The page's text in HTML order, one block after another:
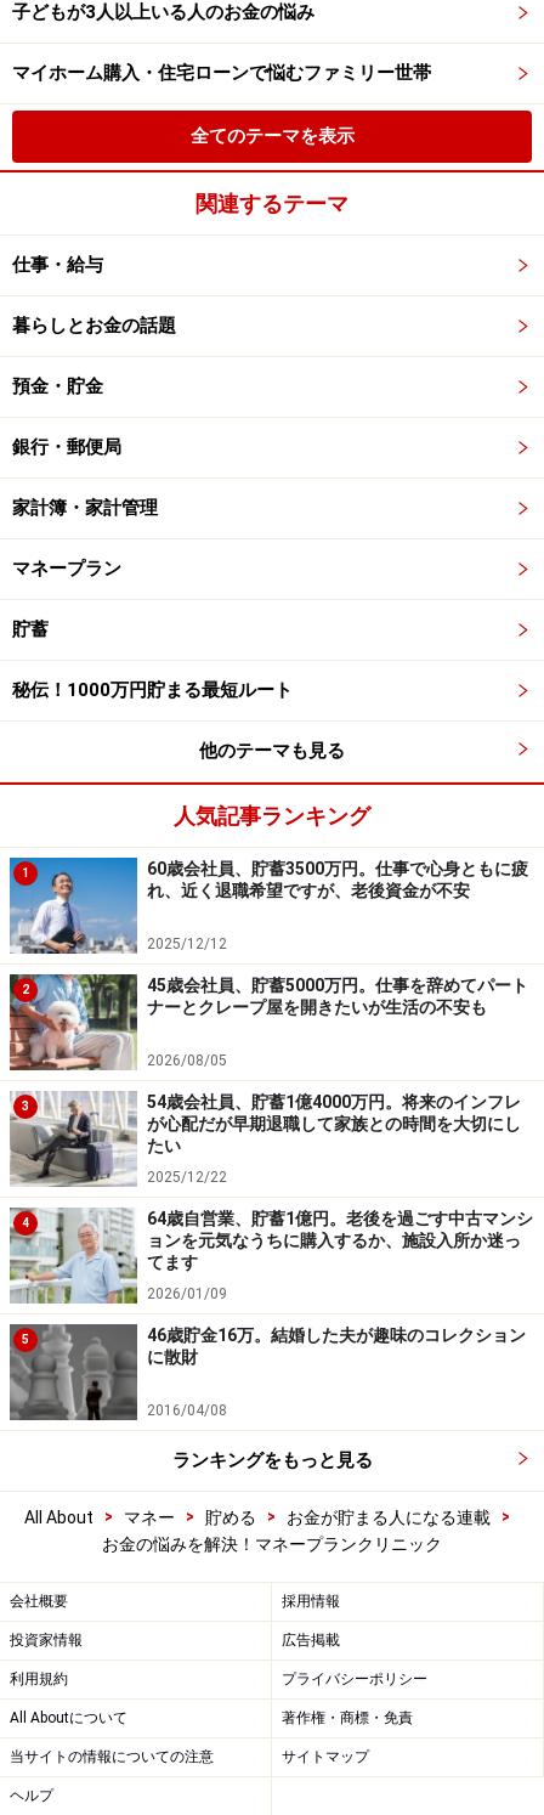
子どもが3人以上いる人のお金の悩み
マイホーム購入・住宅ローンで悩むファミリー世帯
全てのテーマを表示
関連するテーマ
仕事・給与
暮らしとお金の話題
預金・貯金
銀行・郵便局
家計簿・家計管理
マネープラン
貯蓄
秘伝！1000万円貯まる最短ルート
他のテーマも見る
人気記事ランキング
1
60歳会社員、貯蓄3500万円。仕事で心身ともに疲
れ、近く退職希望ですが、老後資金が不安
2025/12/12
2
45歳会社員、貯蓄5000万円。仕事を辞めてパート
ナーとクレープ屋を開きたいが生活の不安も
2026/08/05
3
54歳会社員、貯蓄1億4000万円。将来のインフレ
が心配だが早期退職して家族との時間を大切にし
たい
2025/12/22
4
64歳自営業、貯蓄1億円。老後を過ごす中古マンシ
ョンを元気なうちに購入するか、施設入所か迷っ
てます
2026/01/09
5
46歳貯金16万。結婚した夫が趣味のコレクション
に散財
2016/04/08
ランキングをもっと見る
All About > マネー > 貯める > お金が貯まる人になる連載
>
お金の悩みを解決！マネープランクリニック
会社概要 採用情報
投資家情報 広告掲載
利用規約 プライバシーポリシー
All Aboutについて 著作権・商標・免責
当サイトの情報についての注意 サイトマップ
ヘルプ